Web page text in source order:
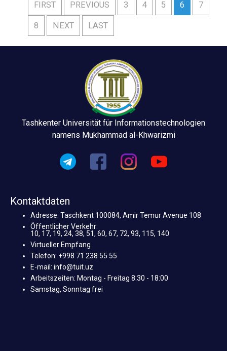
FIRST PREVIOUS 3 4 5 6 7
8 NEXT LAST
Tashkenter Universität für Informationstechnologien
namens Mukhammad al-Khwarizmi
Kontaktdaten
Adresse: Taschkent 100084, Amir Temur Avenue 108
Öffentlicher Verkehr:
10, 17, 19, 24, 38, 51, 60, 67, 72, 93, 115, 140
Virtueller Empfang
Telefon: +998 71 238 55 55
E-mail: info@tuit.uz
Arbeitszeiten: Montag - Freitag 8:30 - 18:00
Samstag, Sonntag frei